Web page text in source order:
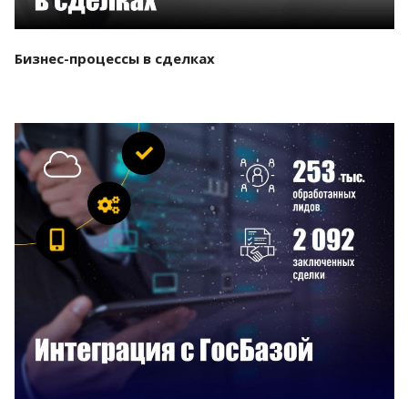
Бизнес-процессы в сделках
Смотреть проект